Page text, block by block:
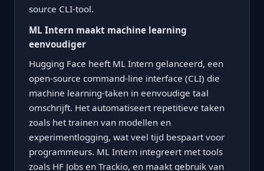
source CLI-tool.
ML Intern maakt machine learning
eenvoudiger
Hugging Face heeft ML Intern gelanceerd, een
open-source command-line interface (CLI) die
machine learning-taken in eenvoudige taal
omschrijft. Het automatiseert repetitieve taken
zoals het trainen van modellen en
experimentlogging, wat veel tijd bespaart voor
programmeurs. ML Intern integreert met tools
zoals HF Jobs en Trackio, en maakt gebruik van